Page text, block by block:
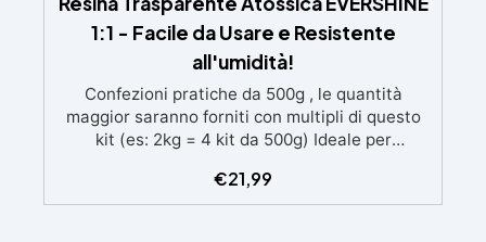
1:1 - Facile da Usare e Resistente
all'umidità!
Confezioni pratiche da 500g , le quantità
maggior saranno forniti con multipli di questo
kit (es: 2kg = 4 kit da 500g) Ideale per
inizia. Sempre lucida: garantisce una finitura
brillante e uniforme in ogni condizione.
€21,99